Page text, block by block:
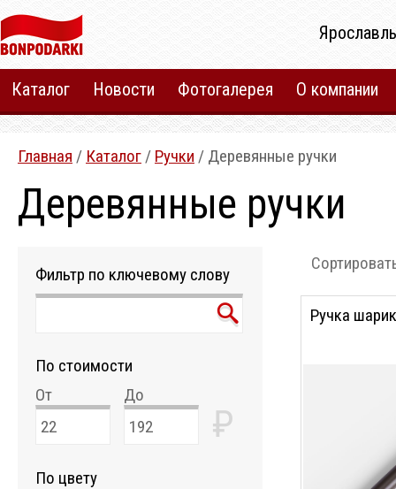
Каталог Новости Фотогалерея О компании
Главная / Каталог / Ручки / Деревянные ручки
Деревянные ручки
Фильтр по ключевому слову
По стоимости
От
До
₽
По цвету
Ручка